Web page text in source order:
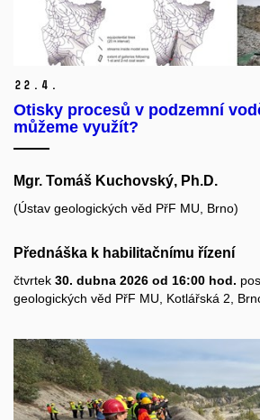
22. 4.
Otisky procesů v podzemní
můžeme využít?
Mgr. Tomáš Kuchovský, Ph.D.
(Ústav geologických věd PřF MU, Brno)
Přednáška k habilitačnímu řízení
čtvrtek 30. dubna 2026 od 16:00 hod.
geologických věd PřF MU, Kotlářská 2,